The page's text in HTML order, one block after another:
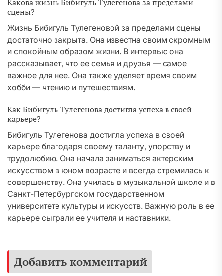
Какова жизнь Бибигуль Тулегенова за пределами
сцены?
Жизнь Бибигуль Тулегеновой за пределами сцены
достаточно закрыта. Она известна своим скромным
и спокойным образом жизни. В интервью она
рассказывает, что ее семья и друзья — самое
важное для нее. Она также уделяет время своим
хобби — чтению и путешествиям.
Как Бибигуль Тулегенова достигла успеха в своей
карьере?
Бибигуль Тулегенова достигла успеха в своей
карьере благодаря своему таланту, упорству и
трудолюбию. Она начала заниматься актерским
искусством в юном возрасте и всегда стремилась к
совершенству. Она училась в музыкальной школе и в
Санкт-Петербургском государственном
университете культуры и искусств. Важную роль в ее
карьере сыграли ее учителя и наставники.
Добавить комментарий